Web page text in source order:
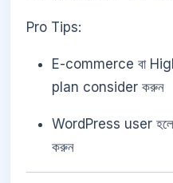
Pro Tips:
E-commerce বা
plan consider করুন
WordPress user
করুন